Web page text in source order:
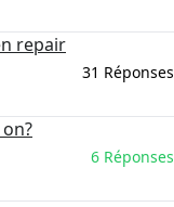
repair
31 Réponses
6 Réponses